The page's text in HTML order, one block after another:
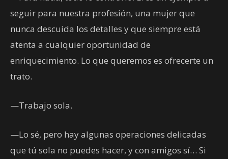
seguir para nuestra profesión, una mujer que
nunca descuida los detalles y que siempre está
atenta a cualquier oportunidad de
enriquecimiento. Lo que queremos es ofrecerte un
trato.
—Trabajo sola.
—Lo sé, pero hay algunas operaciones delicadas
que tú sola no puedes hacer, y con amigos sí… Si